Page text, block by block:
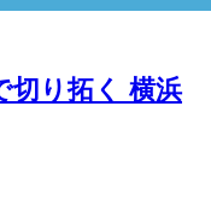
切り拓く 横浜